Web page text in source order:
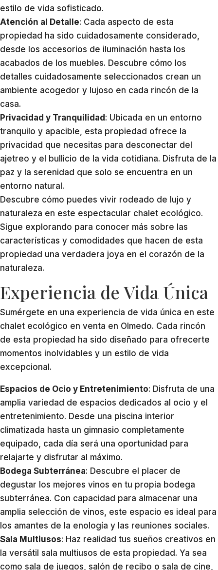
estilo de vida sofisticado.
Atención al Detalle: Cada aspecto de esta
propiedad ha sido cuidadosamente considerado,
desde los accesorios de iluminación hasta los
acabados de los muebles. Descubre cómo los
detalles cuidadosamente seleccionados crean un
ambiente acogedor y lujoso en cada rincón de la
casa.
Privacidad y Tranquilidad: Ubicada en un entorno
tranquilo y apacible, esta propiedad ofrece la
privacidad que necesitas para desconectar del
ajetreo y el bullicio de la vida cotidiana. Disfruta de la
paz y la serenidad que solo se encuentra en un
entorno natural.
Descubre cómo puedes vivir rodeado de lujo y
naturaleza en este espectacular chalet ecológico.
Sigue explorando para conocer más sobre las
características y comodidades que hacen de esta
propiedad una verdadera joya en el corazón de la
naturaleza.
Experiencia de Vida Única
Sumérgete en una experiencia de vida única en este
chalet ecológico en venta en Olmedo. Cada rincón
de esta propiedad ha sido diseñado para ofrecerte
momentos inolvidables y un estilo de vida
excepcional.
Espacios de Ocio y Entretenimiento: Disfruta de una
amplia variedad de espacios dedicados al ocio y el
entretenimiento. Desde una piscina interior
climatizada hasta un gimnasio completamente
equipado, cada día será una oportunidad para
relajarte y disfrutar al máximo.
Bodega Subterránea: Descubre el placer de
degustar los mejores vinos en tu propia bodega
subterránea. Con capacidad para almacenar una
amplia selección de vinos, este espacio es ideal para
los amantes de la enología y las reuniones sociales.
Sala Multiusos: Haz realidad tus sueños creativos en
la versátil sala multiusos de esta propiedad. Ya sea
como sala de juegos, salón de recibo o sala de cine,